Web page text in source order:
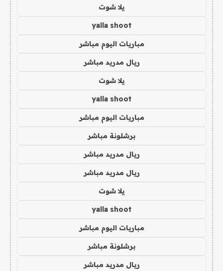
يلا شوت
yalla shoot
مباريات اليوم مباشر
ريال مدريد مباشر
يلا شوت
yalla shoot
مباريات اليوم مباشر
برشلونة مباشر
ريال مدريد مباشر
ريال مدريد مباشر
يلا شوت
yalla shoot
مباريات اليوم مباشر
برشلونة مباشر
ريال مدريد مباشر